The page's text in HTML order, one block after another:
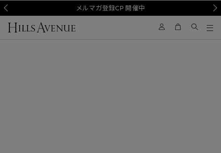
メルマガ登録CP 開催中